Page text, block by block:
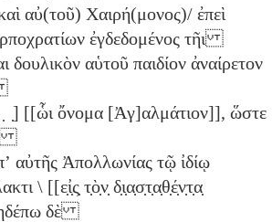
αὐ(τοῦ) Χαιρή(μονος)/ ἐπεὶ
ἐγδεδομένος τῆι
δουλικὸν αὑτοῦ παιδίον ἀναίρετον
ὄνομα [Ἀγ]αλμάτιον]], ὥστε
Ἀπολλωνίας τῷ ἰδίῳ
\ [[ε̣ἰ̣ς̣ τ̣ὸ̣ν̣ δ̣ι̣α̣σ̣τ̣α̣θ̣έ̣ν̣τ̣α̣
δὲ